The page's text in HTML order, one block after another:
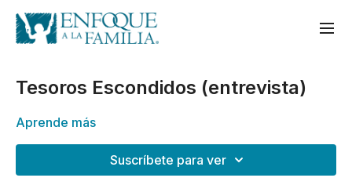
Tesoros Escondidos (entrevista)
Aprende más
Suscríbete para ver